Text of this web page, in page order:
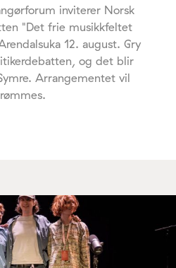
inviterer Norsk
"Det frie musikkfeltet
12. august. Gry
og det blir
Arrangementet vil